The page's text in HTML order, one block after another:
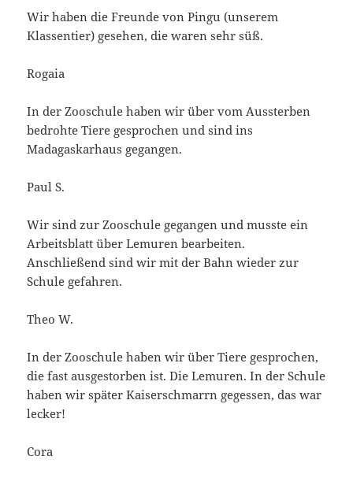
Wir haben die Freunde von Pingu (unserem
Klassentier) gesehen, die waren sehr süß.
Rogaia
In der Zooschule haben wir über vom Aussterben
bedrohte Tiere gesprochen und sind ins
Madagaskarhaus gegangen.
Paul S.
Wir sind zur Zooschule gegangen und musste ein
Arbeitsblatt über Lemuren bearbeiten.
Anschließend sind wir mit der Bahn wieder zur
Schule gefahren.
Theo W.
In der Zooschule haben wir über Tiere gesprochen,
die fast ausgestorben ist. Die Lemuren. In der Schule
haben wir später Kaiserschmarrn gegessen, das war
lecker!
Cora